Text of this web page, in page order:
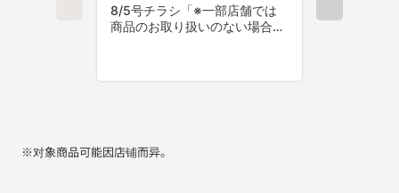
※对象商品可能因店铺而异。